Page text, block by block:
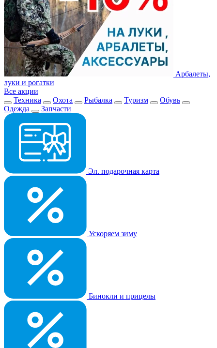
Арбалеты,
луки и рогатки
Все акции
Техника
Охота Рыбалка Туризм
Обувь
Одежда
Запчасти
Эл. подарочная карта
Ускоряем зиму
Бинокли и прицелы